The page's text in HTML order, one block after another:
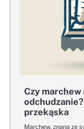
Czy
przekąska
Marchew, znana ze